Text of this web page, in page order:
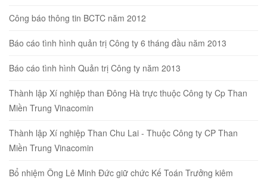
Công báo thông tin BCTC năm 2012
Báo cáo tình hình quản trị Công ty 6 tháng đầu năm 2013
Báo cáo tình hình Quản trị Công ty năm 2013
Thành lập Xí nghiệp than Đông Hà trực thuộc Công ty Cp Than
Miền Trung Vinacomin
Thành lập Xí nghiệp Than Chu Lai - Thuộc Công ty CP Than
Miền Trung Vinacomin
Bổ nhiệm Ông Lê Minh Đức giữ chức Kế Toán Trưởng kiêm